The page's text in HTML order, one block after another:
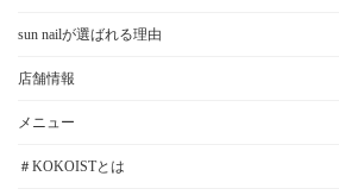
sun nailが選ばれる理由
店舗情報
メニュー
＃KOKOISTとは